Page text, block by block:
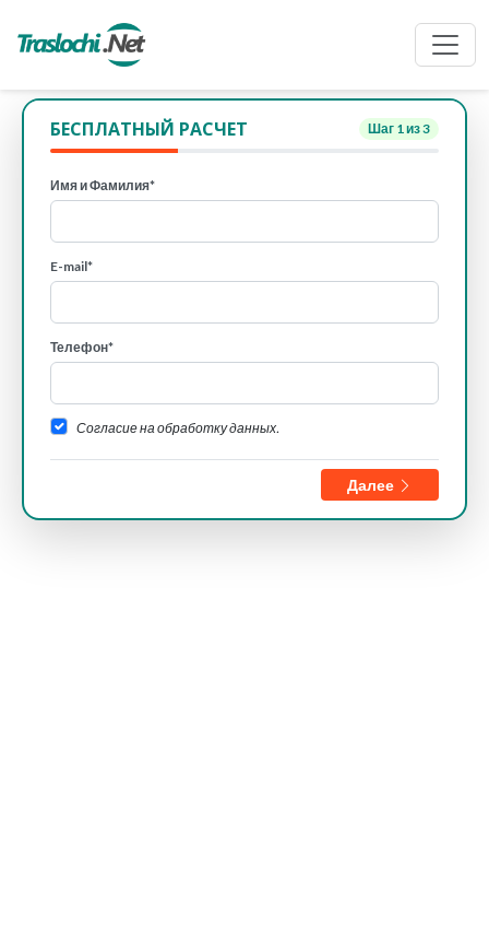
БЕСПЛАТНЫЙ РАСЧЕТ Шаг 1из 3
Имя и Фамилия*
E-mail*
Телефон*
Согласие на обработку данных.
Далее